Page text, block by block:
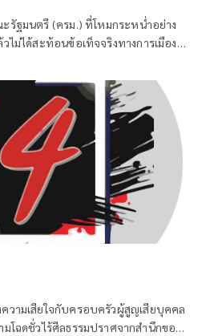
รัฐมนตรี (ครม.) ที่โหมกระหน่ำอย่าง
ไม่ได้สะท้อนข้อเท็จจริงทางการเมือง
มคนนอกที่ไม่ชอบรัฐบาล พยายามดิส
นคลอน และ สส.บางกลุ่มในพรรค
ระทรวง
วามเสียใจกับครอบครัวผู้สูญเสียบุคคล
โฉดชั่วไร้ศีลธรรมปราศจากสำนึกของ